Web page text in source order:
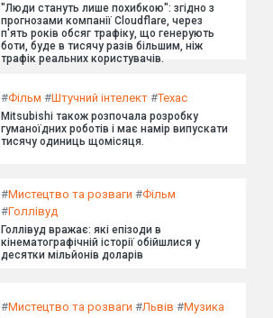
"Люди стануть лише похибкою": згідно з
прогнозами компанії Cloudflare, через
п'ять років обсяг трафіку, що генерують
боти, буде в тисячу разів більшим, ніж
трафік реальних користувачів.
#Фільм #Штучний інтелект #Техас
Mitsubishi також розпочала розробку
гуманоїдних роботів і має намір випускати
тисячу одиниць щомісяця.
#Мистецтво та розваги #Фільм
#Голлівуд
Голлівуд вражає: які епізоди в
кінематографічній історії обійшлися у
десятки мільйонів доларів
#Мистецтво та розваги #Львів #Музика